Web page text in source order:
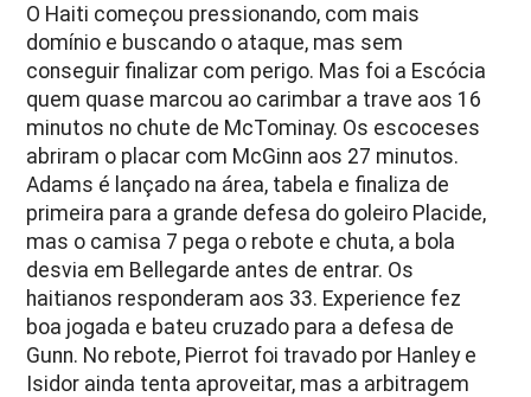
O Haiti começou pressionando, com mais
domínio e buscando o ataque, mas sem
conseguir finalizar com perigo. Mas foi a Escócia
quem quase marcou ao carimbar a trave aos 16
minutos no chute de McTominay. Os escoceses
abriram o placar com McGinn aos 27 minutos.
Adams é lançado na área, tabela e finaliza de
primeira para a grande defesa do goleiro Placide,
mas o camisa 7 pega o rebote e chuta, a bola
desvia em Bellegarde antes de entrar. Os
haitianos responderam aos 33. Experience fez
boa jogada e bateu cruzado para a defesa de
Gunn. No rebote, Pierrot foi travado por Hanley e
Isidor ainda tenta aproveitar, mas a arbitragem